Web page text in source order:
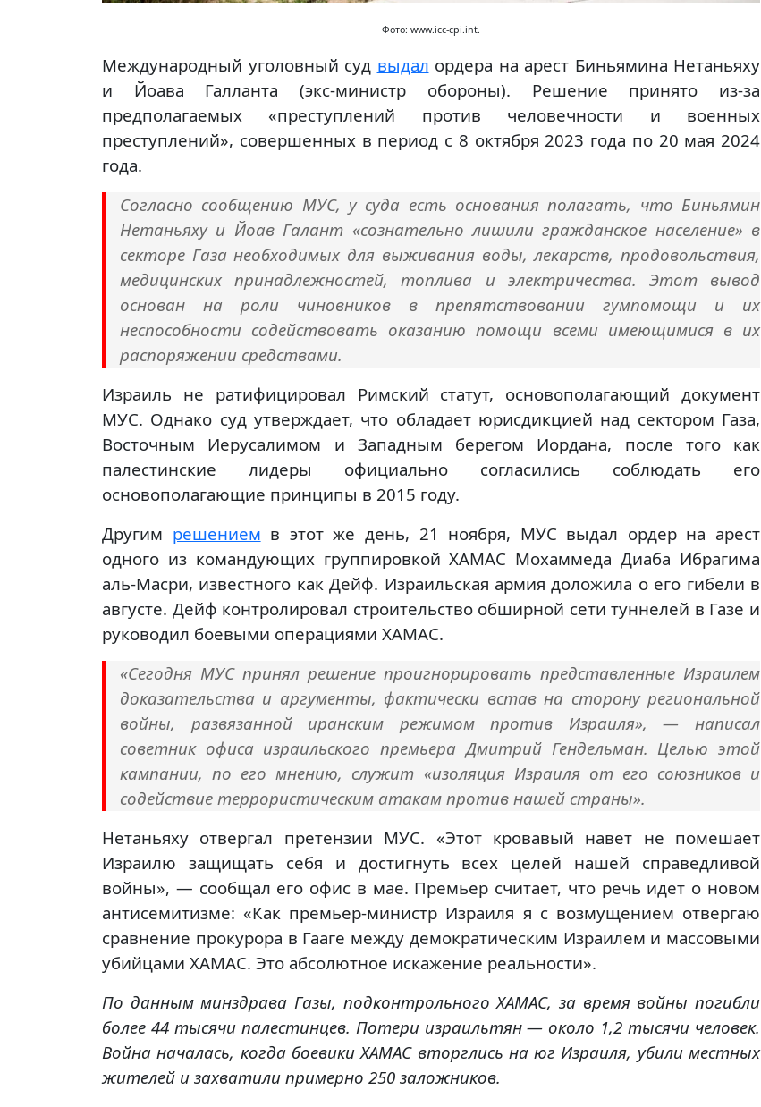
Фото: www.icc-cpi.int.
Международный уголовный суд выдал ордера на арест Биньямина Нетаньяху
и Йоава Галланта (экс-министр обороны). Решение принято из-за
предполагаемых «преступлений против человечности и военных
преступлений», совершенных в период с 8 октября 2023 года по 20 мая 2024
года.
Согласно сообщению МУС, у суда есть основания полагать, что Биньямин
Нетаньяху и Йоав Галант «сознательно лишили гражданское население» в
секторе Газа необходимых для выживания воды, лекарств, продовольствия,
медицинских принадлежностей, топлива и электричества. Этот вывод
основан на роли чиновников в препятствовании гумпомощи и их
неспособности содействовать оказанию помощи всеми имеющимися в их
распоряжении средствами.
Израиль не ратифицировал Римский статут, основополагающий документ
МУС. Однако суд утверждает, что обладает юрисдикцией над сектором Газа,
Восточным Иерусалимом и Западным берегом Иордана, после того как
палестинские лидеры официально согласились соблюдать его
основополагающие принципы в 2015 году.
Другим решением в этот же день, 21 ноября, МУС выдал ордер на арест
одного из командующих группировкой ХАМАС Мохаммеда Диаба Ибрагима
аль-Масри, известного как Дейф. Израильская армия доложила о его гибели в
августе. Дейф контролировал строительство обширной сети туннелей в Газе и
руководил боевыми операциями ХАМАС.
«Сегодня МУС принял решение проигнорировать представленные Израилем
доказательства и аргументы, фактически встав на сторону региональной
войны, развязанной иранским режимом против Израиля», — написал
советник офиса израильского премьера Дмитрий Гендельман. Целью этой
кампании, по его мнению, служит «изоляция Израиля от его союзников и
содействие террористическим атакам против нашей страны».
Нетаньяху отвергал претензии МУС. «Этот кровавый навет не помешает
Израилю защищать себя и достигнуть всех целей нашей справедливой
войны», — сообщал его офис в мае. Премьер считает, что речь идет о новом
антисемитизме: «Как премьер-министр Израиля я с возмущением отвергаю
сравнение прокурора в Гааге между демократическим Израилем и массовыми
убийцами ХАМАС. Это абсолютное искажение реальности».
По данным минздрава Газы, подконтрольного ХАМАС, за время войны погибли
более 44 тысячи палестинцев. Потери израильтян — около 1,2 тысячи человек.
Война началась, когда боевики ХАМАС вторглись на юг Израиля, убили местных
жителей и захватили примерно 250 заложников.